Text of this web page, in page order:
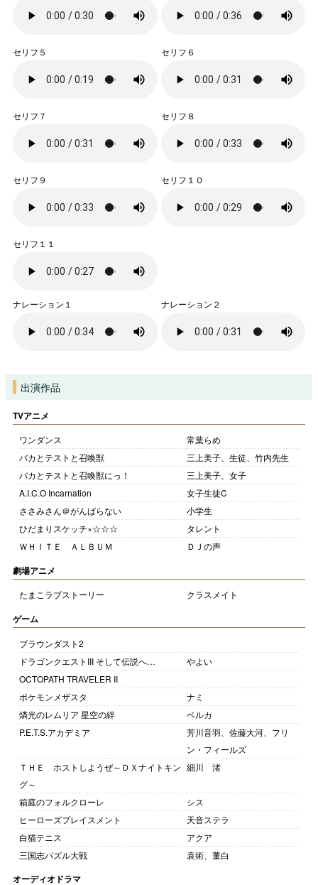
セリフ５ セリフ６
セリフ７ セリフ８
セリフ９ セリフ１０
セリフ１１
ナレーション１ ナレーション２
出演作品
TVアニメ
ワンダンス
常葉らめ
バカとテストと召喚獣
三上美子、生徒、竹内先生
バカとテストと召喚獣にっ！
三上美子、女子
A.I.C.O Incarnation
女子生徒C
ささみさん＠がんばらない
小学生
ひだまりスケッチ×☆☆☆
タレント
ＷＨＩＴＥ ＡＬＢＵＭ
ＤＪの声
劇場アニメ
たまこラブストーリー クラスメイト
ゲーム
ブラウンダスト2
ドラゴンクエストIII そして伝説へ…
やよい
OCTOPATH TRAVELER II
ポケモンメザスタ
ナミ
燐光のレムリア 星空の絆
ベルカ
P.E.T.S.アカデミア
芳川音羽、佐藤大河、フリ
ン・フィールズ
ＴＨＥ ホストしようぜ～ＤＸナイトキン
グ～
細川 渚
箱庭のフォルクローレ
シス
ヒーローズプレイスメント
天音ステラ
白猫テニス
アクア
三国志パズル大戦
袁術、董白
オーディオドラマ